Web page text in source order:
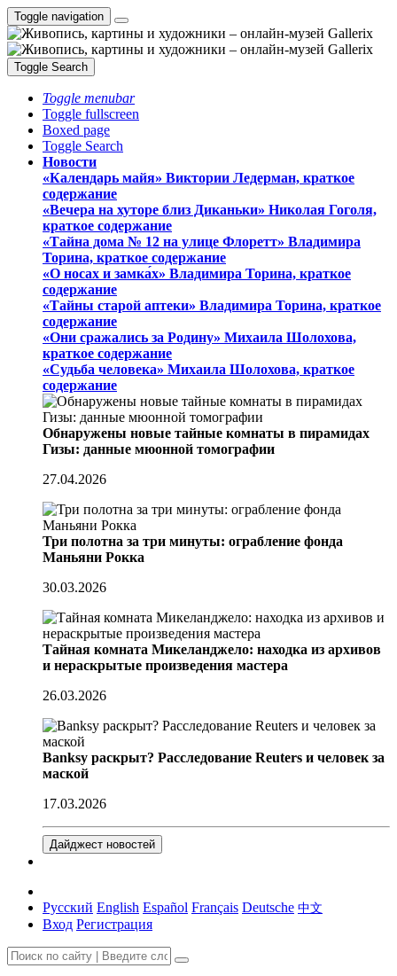
Toggle navigation
Toggle Search
Toggle menubar
Toggle fullscreen
Boxed page
Toggle Search
Новости
«Календарь майя» Виктории Ледерман, краткое
содержание
«Вечера на хуторе близ Диканьки» Николая Гоголя,
краткое содержание
«Тайна дома № 12 на улице Флоретт» Владимира
Торина, краткое содержание
«О носах и замка́х» Владимира Торина, краткое
содержание
«Тайны старой аптеки» Владимира Торина, краткое
содержание
«Они сражались за Родину» Михаила Шолохова,
краткое содержание
«Судьба человека» Михаила Шолохова, краткое
содержание
Обнаружены новые тайные комнаты в пирамидах
Гизы: данные мюонной томографии
27.04.2026
Три полотна за три минуты: ограбление фонда
Маньяни Рокка
30.03.2026
Тайная комната Микеланджело: находка из архивов
и нераскрытые произведения мастера
26.03.2026
Banksy раскрыт? Расследование Reuters и человек за
маской
17.03.2026
Дайджест новостей
Русский English Español Français Deutsche 中文
Вход Регистрация